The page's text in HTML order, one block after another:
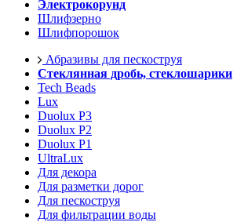
Электрокорунд
Шлифзерно
Шлифпорошок
Абразивы для пескоструя
Стеклянная дробь, стеклошарики
Tech Beads
Lux
Duolux P3
Duolux P2
Duolux P1
UltraLux
Для декора
Для разметки дорог
Для пескоструя
Для фильтрации воды